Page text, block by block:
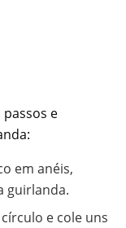
e
em anéis,
guirlanda.
e cole uns